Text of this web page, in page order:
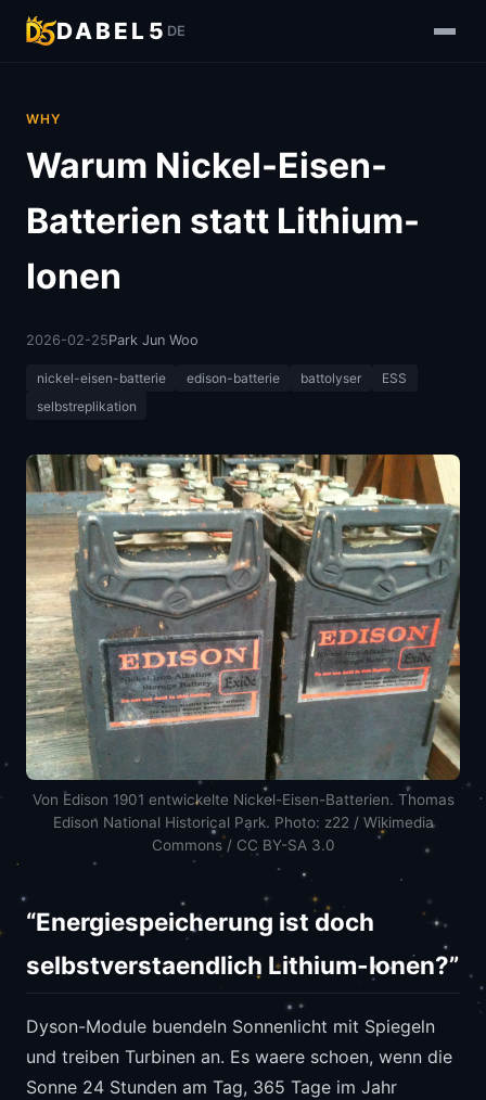
DABEL5 DE
WHY
Warum Nickel-Eisen-
Batterien statt Lithium-
Ionen
2026-02-25Park Jun Woo
nickel-eisen-batterie edison-batterie battolyser
ESS
selbstreplikation
Von Edison 1901 entwickelte Nickel-Eisen-Batterien. Thomas
Edison National Historical Park. Photo: z22 / Wikimedia
Commons / CC BY-SA 3.0
“Energiespeicherung ist doch
selbstverstaendlich Lithium-Ionen?”
Dyson-Module buendeln Sonnenlicht mit Spiegeln
und treiben Turbinen an. Es waere schoen, wenn die
Sonne 24 Stunden am Tag, 365 Tage im Jahr